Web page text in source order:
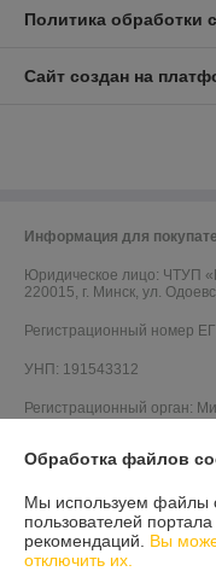
Политика обработки
Сайт создан на
Информация для
Юридическое лицо: ЧТУП
220015, г. Минск, ул.
Регистрационный номер
УНП: 191543312
Регистрационный орган:
пом. 238
Обработка файлов
Мы используем файлы
пользователей
рекомендаций. Вы
отключить их.